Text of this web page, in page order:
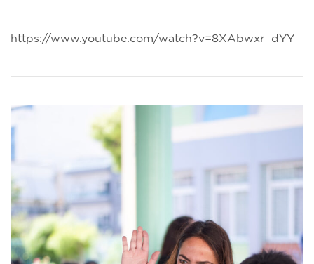
https://www.youtube.com/watch?v=8XAbwxr_dYY